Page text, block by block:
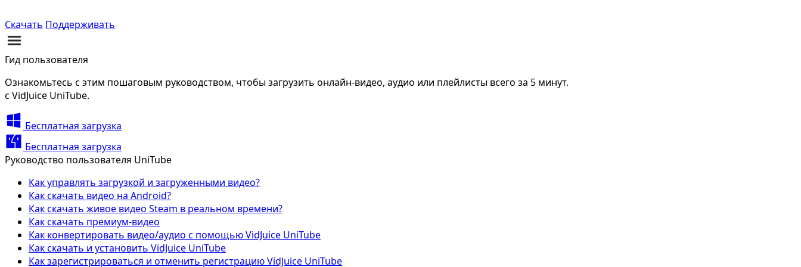
Скачать Поддерживать
Гид пользователя
Ознакомьтесь с этим пошаговым руководством, чтобы загрузить онлайн-видео, аудио или плейлисты всего за 5 минут.
с VidJuice UniTube.
Бесплатная загрузка
Бесплатная загрузка
Руководство пользователя UniTube
Как управлять загрузкой и загруженными видео?
Как скачать видео на Android?
Как скачать живое видео Steam в реальном времени?
Как скачать премиум-видео
Как конвертировать видео/аудио с помощью VidJuice UniTube
Как скачать и установить VidJuice UniTube
Как зарегистрироваться и отменить регистрацию VidJuice UniTube